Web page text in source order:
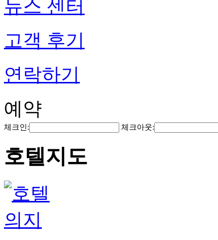
뉴스 센터
고객 후기
연락하기
예약
체크인: 체크아웃:
호텔지도